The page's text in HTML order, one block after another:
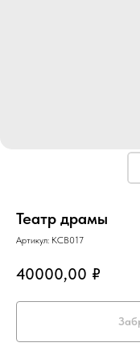
Театр драмы
Артикул: КСВ017
40000,00 ₽